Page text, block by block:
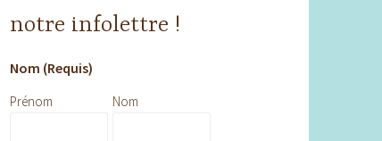
notre infolettre !
Nom (Requis)
Prénom Nom